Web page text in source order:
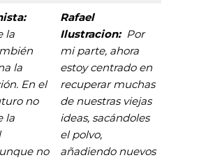
la
la
En el
no
la
no
Rafael
Ilustracion: Por
mi parte, ahora
estoy centrado en
recuperar muchas
de nuestras viejas
ideas, sacándoles
el polvo,
añadiendo nuevos